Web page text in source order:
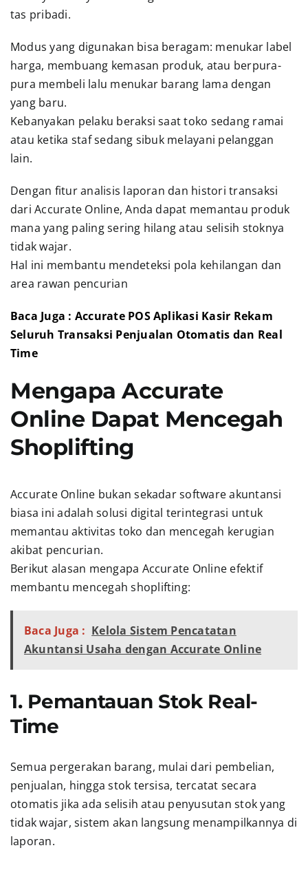
tas pribadi.
Modus yang digunakan bisa beragam: menukar label
harga, membuang kemasan produk, atau berpura-
pura membeli lalu menukar barang lama dengan
yang baru.
Kebanyakan pelaku beraksi saat toko sedang ramai
atau ketika staf sedang sibuk melayani pelanggan
lain.
Dengan fitur analisis laporan dan histori transaksi
dari Accurate Online, Anda dapat memantau produk
mana yang paling sering hilang atau selisih stoknya
tidak wajar.
Hal ini membantu mendeteksi pola kehilangan dan
area rawan pencurian
Baca Juga : Accurate POS Aplikasi Kasir Rekam
Seluruh Transaksi Penjualan Otomatis dan Real
Time
Mengapa Accurate
Online Dapat Mencegah
Shoplifting
Accurate Online bukan sekadar software akuntansi
biasa ini adalah solusi digital terintegrasi untuk
memantau aktivitas toko dan mencegah kerugian
akibat pencurian.
Berikut alasan mengapa Accurate Online efektif
membantu mencegah shoplifting:
Baca Juga : Kelola Sistem Pencatatan
Akuntansi Usaha dengan Accurate Online
1. Pemantauan Stok Real-
Time
Semua pergerakan barang, mulai dari pembelian,
penjualan, hingga stok tersisa, tercatat secara
otomatis jika ada selisih atau penyusutan stok yang
tidak wajar, sistem akan langsung menampilkannya di
laporan.